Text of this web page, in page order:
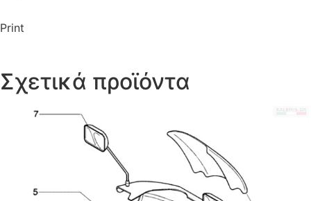
Print
Σχετικά προϊόντα